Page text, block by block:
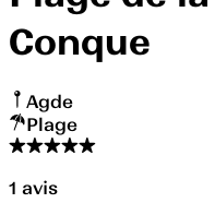
Conque
Agde
Plage
1 avis